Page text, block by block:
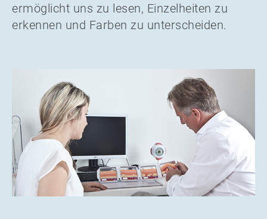
ermöglicht uns zu lesen, Einzelheiten zu
erkennen und Farben zu unterscheiden.